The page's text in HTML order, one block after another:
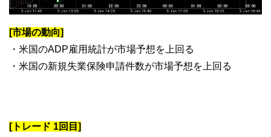
[市場の動向]
・米国のADP雇用統計が市場予想を上回る
・米国の新規失業保険申請件数が市場予想を上回る
[トレード 1回目]